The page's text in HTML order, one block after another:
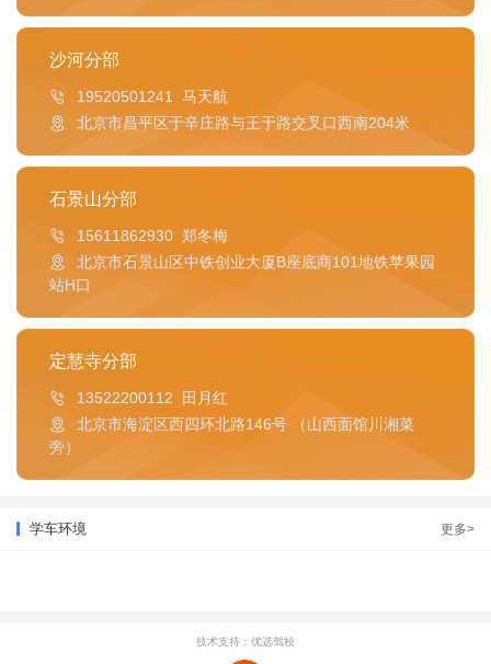
沙河分部
19520501241 马天航
北京市昌平区于辛庄路与王于路交叉口西南204米
石景山分部
15611862930 郑冬梅
北京市石景山区中铁创业大厦B座底商101地铁苹果园
站H口
定慧寺分部
13522200112 田月红
北京市海淀区西四环北路146号 （山西面馆川湘菜
旁）
更多>
学车环境
技术支持：优选驾校